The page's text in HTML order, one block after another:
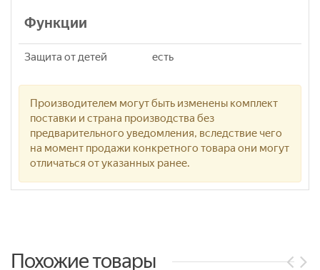
Функции
Защита от детей есть
Производителем могут быть изменены комплект
поставки и страна производства без
предварительного уведомления, вследствие чего
на момент продажи конкретного товара они могут
отличаться от указанных ранее.
Похожие товары